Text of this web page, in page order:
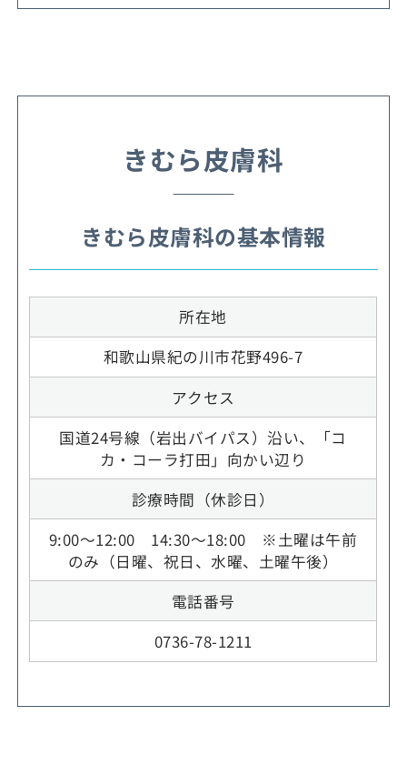
きむら皮膚科
きむら皮膚科の基本情報
所在地
和歌山県紀の川市花野496-7
アクセス
国道24号線（岩出バイパス）沿い、「コ
カ・コーラ打田」向かい辺り
診療時間（休診日）
9:00～12:00 14:30～18:00 ※土曜は午前
のみ（日曜、祝日、水曜、土曜午後）
電話番号
0736-78-1211